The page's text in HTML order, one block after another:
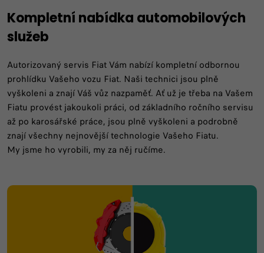
Kompletní nabídka automobilových
služeb
Autorizovaný servis Fiat Vám nabízí kompletní odbornou
prohlídku Vašeho vozu Fiat. Naši technici jsou plně
vyškoleni a znají Váš vůz nazpaměť. Ať už je třeba na Vašem
Fiatu provést jakoukoli práci, od základního ročního servisu
až po karosářské práce, jsou plně vyškoleni a podrobně
znají všechny nejnovější technologie Vašeho Fiatu.
My jsme ho vyrobili, my za něj ručíme.